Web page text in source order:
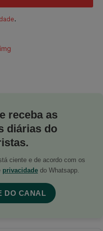
.
receba as
diárias do
ciente e de acordo com os
privacidade do Whatsapp.
DO CANAL